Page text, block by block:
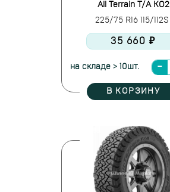
All Terrain T/A KO2
225/75 R16 115/112S
35 660 ₽
на складе > 10шт.
В КОРЗИНУ